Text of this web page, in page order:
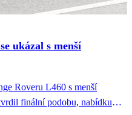
ukázal s menší
Roveru L460 s menší
finální podobu, nabídku